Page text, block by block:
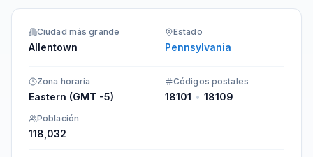
Ciudad más grande
Allentown
Estado
Pennsylvania
Zona horaria
Eastern (GMT -5)
Códigos postales
18101 • 18109
Población
118,032